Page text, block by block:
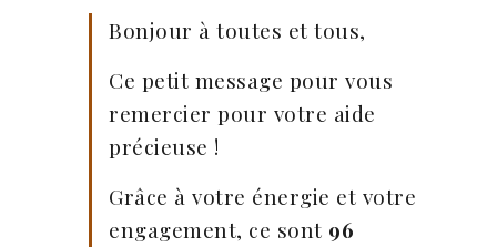
Bonjour à toutes et tous,
Ce petit message pour vous
remercier pour votre aide
précieuse !
Grâce à votre énergie et votre
engagement, ce sont 96